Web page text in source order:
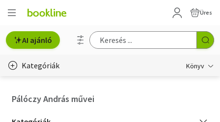
Üres
AI ajánló
Kategóriák Könyv
Pálóczy András művei